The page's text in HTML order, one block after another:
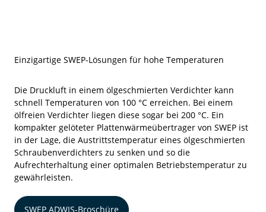
Einzigartige SWEP-Lösungen für hohe Temperaturen
Die Druckluft in einem ölgeschmierten Verdichter kann
schnell Temperaturen von 100 °C erreichen. Bei einem
ölfreien Verdichter liegen diese sogar bei 200 °C. Ein
kompakter gelöteter Plattenwärmeübertrager von SWEP ist
in der Lage, die Austrittstemperatur eines ölgeschmierten
Schraubenverdichters zu senken und so die
Aufrechterhaltung einer optimalen Betriebstemperatur zu
gewährleisten.
SWEP ADWIS-Broschüre